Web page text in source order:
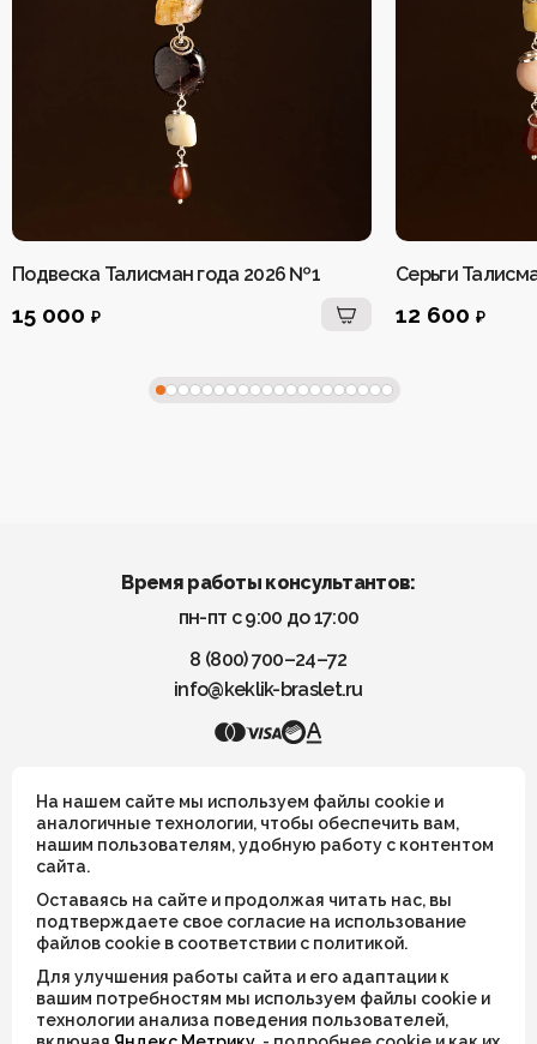
Подвеска Талисман года 2026 №1
15 000 ₽
Серьги
12 600 ₽
Время работы консультантов:
пн-пт с 9:00 до 17:00
8 (800) 700–24–72
info@keklik-braslet.ru
Все украшения носят символический смысл и не имеют
целительных или иных магических свойств
ИП Шахрай Светлана Михайловна
ИНН 263500194811
ОГРН 305263515900181
На нашем сайте мы используем файлы cookie и
аналогичные технологии, чтобы обеспечить вам,
нашим пользователям, удобную работу с контентом
сайта.
Оставаясь на сайте и продолжая читать нас, вы
подтверждаете свое согласие на использование
файлов cookie в соответствии с политикой.
Для улучшения работы сайта и его адаптации к
вашим потребностям мы используем файлы cookie и
технологии анализа поведения пользователей,